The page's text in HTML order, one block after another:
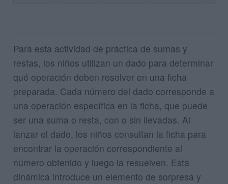
Para esta actividad de práctica de sumas y
restas, los niños utilizan un dado para determinar
qué operación deben resolver en una ficha
preparada. Cada número del dado corresponde a
una operación específica en la ficha, que puede
ser una suma o resta, con o sin llevadas. Al
lanzar el dado, los niños consultan la ficha para
encontrar la operación correspondiente al
número obtenido y luego la resuelven. Esta
dinámica introduce un elemento de sorpresa y